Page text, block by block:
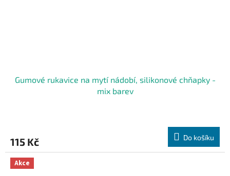
Gumové rukavice na mytí nádobí, silikonové chňapky -
mix barev
115 Kč Do košíku
Akce